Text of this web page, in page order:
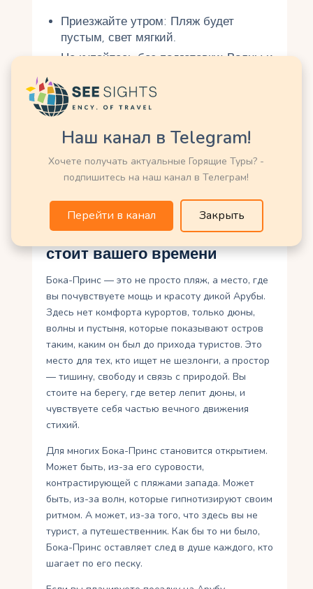
Приезжайте утром: Пляж будет
пустым, свет мягкий.
Не купайтесь без подготовки: Волны и
Поднимитесь на дюны: Вид сверху
стоит усилий.
Оставайтесь на закат: Небо над
скалами — это магия.
Уважайте природу: Не оставляйте
мусор и не трогайте черепашьи
гнёзда.
Почему пляж Бока-Принс
стоит вашего времени
Бока-Принс — это не просто пляж, а место, где
вы почувствуете мощь и красоту дикой Арубы.
Здесь нет комфорта курортов, только дюны,
волны и пустыня, которые показывают остров
таким, каким он был до прихода туристов. Это
место для тех, кто ищет не шезлонги, а простор
— тишину, свободу и связь с природой. Вы
стоите на берегу, где ветер лепит дюны, и
чувствуете себя частью вечного движения
стихий.
Для многих Бока-Принс становится открытием.
Может быть, из-за его суровости,
контрастирующей с пляжами запада. Может
быть, из-за волн, которые гипнотизируют своим
ритмом. А может, из-за того, что здесь вы не
турист, а путешественник. Как бы то ни было,
Бока-Принс оставляет след в душе каждого, кто
шагает по его песку.
Наш канал в Telegram!
Хочете получать актуальные Горящие Туры? -
подпишитесь на наш канал в Телеграм!
Перейти в канал Закрыть